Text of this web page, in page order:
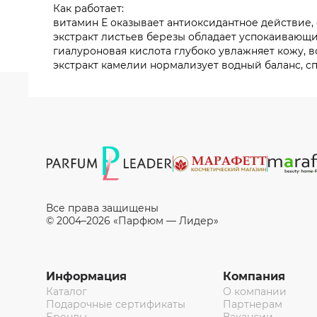
Как работает:
витамин Е оказывает антиоксидантное
экстракт листьев березы обладает
гиалуроновая кислота глубоко увлажняет кожу,
экстракт камелии нормализует водный баланс,
Все права защищены
© 2004–2026 «Парфюм — Лидер»
Информация
Каталог
Подарочные сертификаты
Компания
О компании
Партнерам